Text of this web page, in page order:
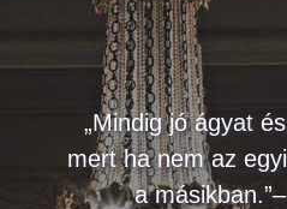
„Mindig jó ágyat
mert ha nem az
a